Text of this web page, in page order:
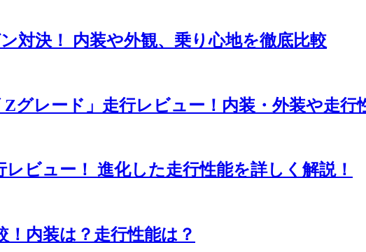
対決！ 内装や外観、乗り心地を徹底比較
グレード」走行レビュー！内装・外装や走行
ビュー！ 進化した走行性能を詳しく解説！
内装は？走行性能は？